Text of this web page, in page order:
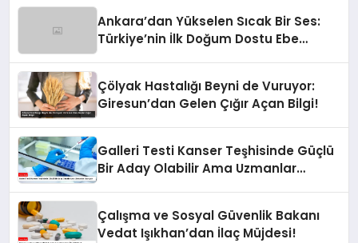
Ankara’dan Yükselen Sıcak Bir Ses:
Türkiye’nin İlk Doğum Dostu Ebe
Çölyak Hastalığı Beyni de Vuruyor:
Giresun’dan Gelen Çığır Açan Bilgi!
Galleri Testi Kanser Teşhisinde Güçlü
Bir Aday Olabilir Ama Uzmanlar
Çalışma ve Sosyal Güvenlik Bakanı
Vedat Işıkhan’dan İlaç Müjdesi!